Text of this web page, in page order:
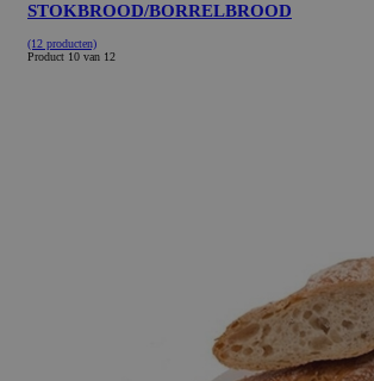
STOKBROOD/BORRELBROOD
(12 producten)
Product 10 van 12